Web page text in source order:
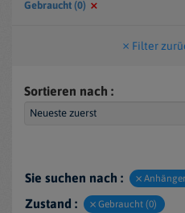
Gebraucht (0)
Filter
Sortieren nach :
Sie suchen nach :
Zustand : Gebraucht (0)